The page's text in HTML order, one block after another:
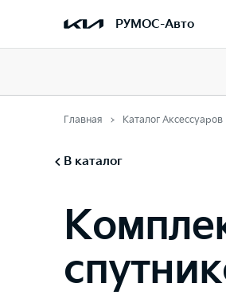
РУМОС-Авто
Главная Каталог Аксессуаров
В каталог